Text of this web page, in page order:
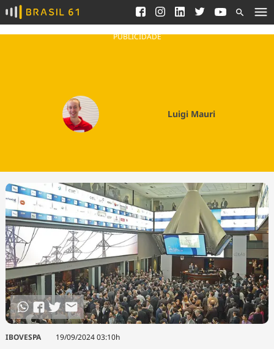
Ver todas as notícias
Podcasts
Fique por dentro do
Congresso Nacional e
nossos líderes.
Saneamento
Indicadores
Quem somos
Contato
Agronegócios
Brasil
Brasil Mineral
Ciência &
Tecnologia
Cinema
Comportamento
Cultura
Economia
Educação
Infraestrutura
Internacional
Meio Ambiente
Podcast
Política
Saúde
Tempo
PUBLICIDADE
Luigi Mauri
IBOVESPA 19/09/2024 03:10h